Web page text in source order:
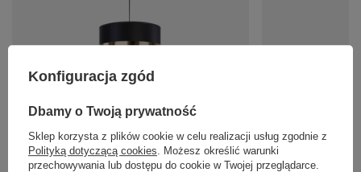
Konfiguracja zgód
Dbamy o Twoją prywatność
Sklep korzysta z plików cookie w celu realizacji usług zgodnie z
Polityką dotyczącą cookies. Możesz określić warunki
przechowywania lub dostępu do cookie w Twojej przeglądarce.